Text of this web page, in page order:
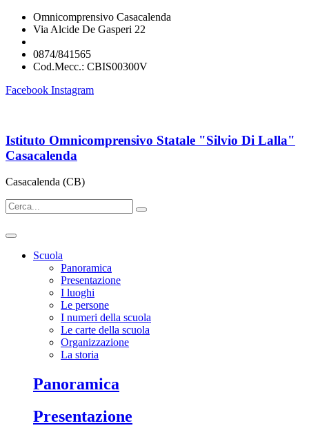
Omnicomprensivo Casacalenda
Via Alcide De Gasperi 22
0874/841565
Cod.Mecc.: CBIS00300V
Facebook Instagram
Istituto Omnicomprensivo Statale "Silvio Di Lalla"
Casacalenda
Casacalenda (CB)
Scuola
Panoramica
Presentazione
I luoghi
Le persone
I numeri della scuola
Le carte della scuola
Organizzazione
La storia
Panoramica
Presentazione